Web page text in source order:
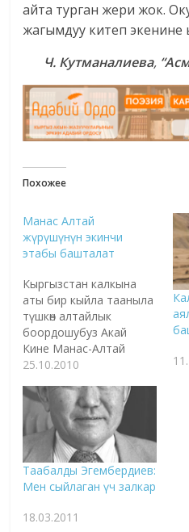
айта турган жери жок.
жагымдуу китеп экенине
Ч. Кутманалиева,
Похожее
Манас Алтай
жүрүшүнүн экинчи
этабы башталат
Кыргызстан калкына
аты бир кыйла тааныла
түшкөн алтайлык
боордошубуз Акай
Кине Манас-Алтай
жүрүшүнүн экинчи
Кыргызстанга кедр
(Кыдыр) дарактарынын
көчөттөрүн алып келүүнүн
жол-жоболорун
биргелешип чечип,
анын убакыт-саатын
тактоо үчүн
Кыргызстанга келип
кетти. Акай мырзанын
25.10.2010
Таабалды Эгембердиев:
Мен сыйлаган үч залкар
18.03.2011